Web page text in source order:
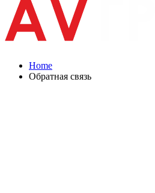
Home
Обратная связь